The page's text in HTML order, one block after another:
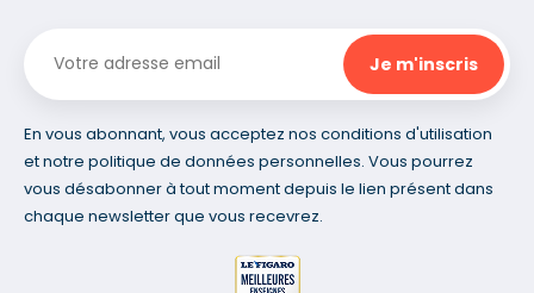
En vous abonnant, vous acceptez nos conditions d'utilisation
et notre politique de données personnelles. Vous pourrez
vous désabonner à tout moment depuis le lien présent dans
chaque newsletter que vous recevrez.